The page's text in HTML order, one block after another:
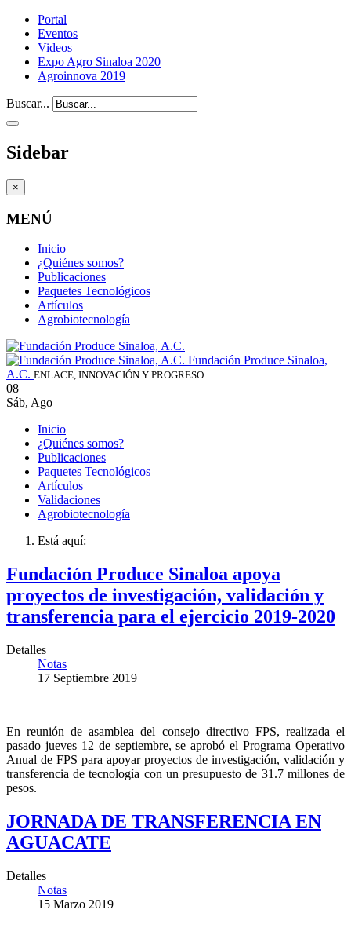
Portal
Eventos
Videos
Expo Agro Sinaloa 2020
Agroinnova 2019
Buscar...
Sidebar
×
MENÚ
Inicio
¿Quiénes somos?
Publicaciones
Paquetes Tecnológicos
Artículos
Agrobiotecnología
Fundación Produce Sinaloa,
A.C. ENLACE, INNOVACIÓN Y PROGRESO
08
Sáb, Ago
Inicio
¿Quiénes somos?
Publicaciones
Paquetes Tecnológicos
Artículos
Validaciones
Agrobiotecnología
Está aquí:
Fundación Produce Sinaloa apoya
proyectos de investigación, validación y
transferencia para el ejercicio 2019-2020
Detalles
Notas
17 Septiembre 2019
En reunión de asamblea del consejo directivo FPS, realizada el
pasado jueves 12 de septiembre, se aprobó el Programa Operativo
Anual de FPS para apoyar proyectos de investigación, validación y
transferencia de tecnología con un presupuesto de 31.7 millones de
pesos.
JORNADA DE TRANSFERENCIA EN
AGUACATE
Detalles
Notas
15 Marzo 2019